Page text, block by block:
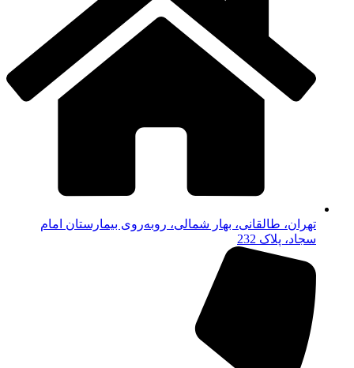
تهران، طالقانی، بهار شمالی، روبه‌روی بیمارستان امام
سجاد، پلاک 232